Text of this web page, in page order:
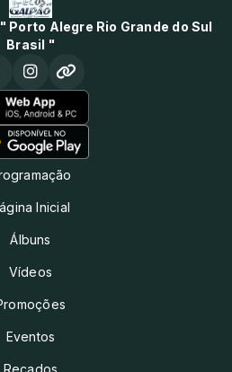
Porto Alegre Rio Grande do Sul
Brasil "
Inicial
Álbuns
Vídeos
Eventos